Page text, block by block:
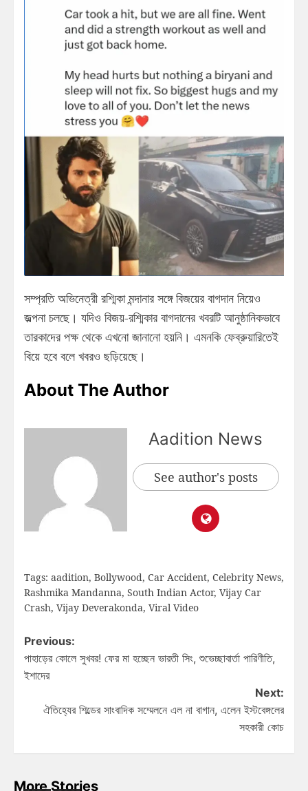
সম্প্রতি অভিনেত্রী রশ্মিকা মন্দানার সঙ্গে বিজয়ের বাগদান নিয়েও
জল্পনা চলছে। যদিও বিজয়-রশ্মিকার বাগদানের খবরটি আনুষ্ঠানিকভাবে
তারকাদের পক্ষ থেকে এখনো জানানো হয়নি। এমনকি ফেব্রুয়ারিতেই
বিয়ে হবে বলে খবরও ছড়িয়েছে।
About The Author
Aadition News
See author's posts
Tags: aadition, Bollywood, Car Accident, Celebrity News,
Rashmika Mandanna, South Indian Actor, Vijay Car
Crash, Vijay Deverakonda, Viral Video
Previous:
পাহাড়ের কোলে সুখবর! ফের মা হচ্ছেন ভারতী সিং, শুভেচ্ছাবার্তা পারিণীতি,
ইশাদের
Next:
ঐতিহ্যের শিল্ডের সাংবাদিক সম্মেলনে এল না বাগান, এলেন ইস্টবেঙ্গলের
সহকারী কোচ
More Stories